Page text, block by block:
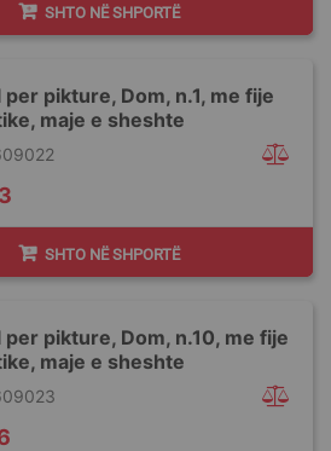
SHTO NË SHPORTË
per pikture, Dom, n.1, me fije
maje e sheshte
SHTO NË SHPORTË
per pikture, Dom, n.10, me fije
maje e sheshte